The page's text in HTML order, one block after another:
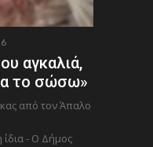
αγκαλιά,
το σώσω»
από τον Άπαλο
- Ο Δήμος